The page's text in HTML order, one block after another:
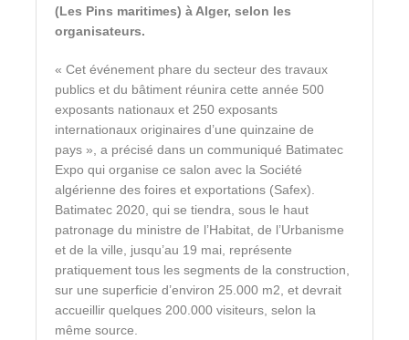
(Les Pins maritimes) à Alger, selon les
organisateurs.
« Cet événement phare du secteur des travaux
publics et du bâtiment réunira cette année 500
exposants nationaux et 250 exposants
internationaux originaires d’une quinzaine de
pays », a précisé dans un communiqué Batimatec
Expo qui organise ce salon avec la Société
algérienne des foires et exportations (Safex).
Batimatec 2020, qui se tiendra, sous le haut
patronage du ministre de l’Habitat, de l’Urbanisme
et de la ville, jusqu’au 19 mai, représente
pratiquement tous les segments de la construction,
sur une superficie d’environ 25.000 m2, et devrait
accueillir quelques 200.000 visiteurs, selon la
même source.